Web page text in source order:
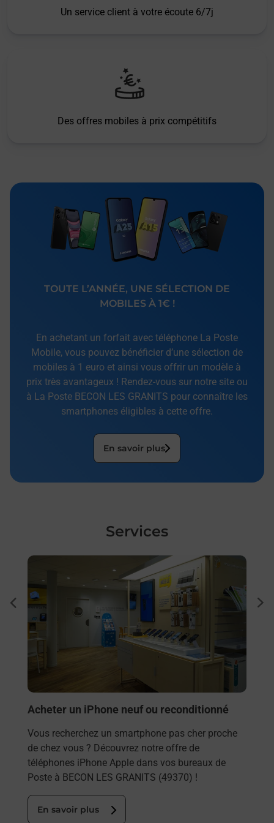
Un service client à votre écoute 6/7j
Des offres mobiles à prix compétitifs
TOUTE L’ANNÉE, UNE SÉLECTION DE
MOBILES À 1€ !
En achetant un forfait avec téléphone La Poste
Mobile, vous pouvez bénéficier d’une sélection de
mobiles à 1 euro et ainsi vous offrir un modèle à
prix très avantageux ! Rendez-vous sur notre site ou
à La Poste BECON LES GRANITS pour connaître les
smartphones éligibles à cette offre.
En savoir plus
Services
En savoir plus
Acheter un iPhone neuf ou reconditionné
Vous recherchez un smartphone pas cher proche
de chez vous ? Découvrez notre offre de
téléphones iPhone Apple dans vos bureaux de
Poste à BECON LES GRANITS (49370) !
En savoir plus